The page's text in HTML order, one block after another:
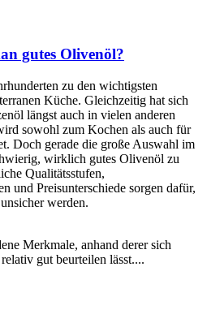
gutes Olivenöl?
zu den wichtigsten
Küche. Gleichzeitig hat sich
längst auch in vielen anderen
sowohl zum Kochen als auch für
Doch gerade die große Auswahl im
wirklich gutes Olivenöl zu
Qualitätsstufen,
und Preisunterschiede sorgen dafür,
werden.
Merkmale, anhand derer sich
gut beurteilen lässt....